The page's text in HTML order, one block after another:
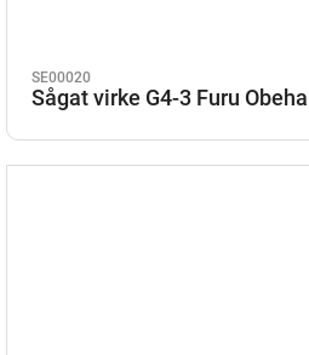
SE00020
Sågat virke G4-3 Furu